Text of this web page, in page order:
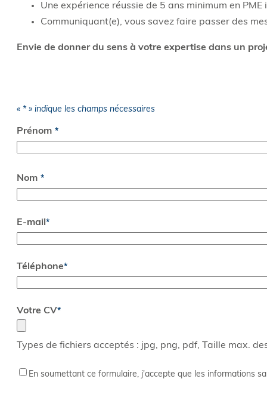
Une expérience réussie de 5 ans minimum en
Communiquant(e), vous savez faire passer des
Envie de donner du sens à votre expertise dans un
« *» indique les champs nécessaires
NOM*
Prénom
Nom
E-mail *
Téléphone*
Votre CV*
Types de fichiers acceptés : jpg, png, pdf, Taille max.
RGPD*
En soumettant ce formulaire, j'accepte que les informations